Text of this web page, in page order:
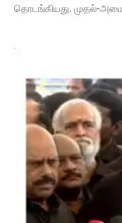
தொடங்கியது. முதல்-